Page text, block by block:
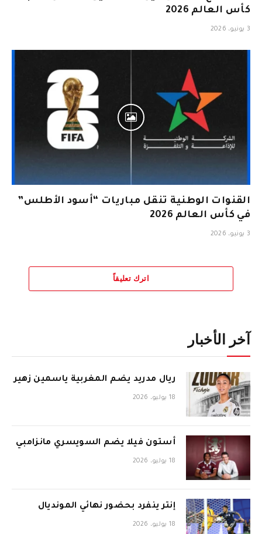
كأس العالم 2026
3 يونيو، 2026
القنوات الوطنية تنقل مباريات “أسود الأطلس”
في كأس العالم 2026
3 يونيو، 2026
اترك تعليقاً
آخر الأخبار
ريال مدريد يضم المغربية ياسمين زهير
18 يوليو، 2026
أستون فيلا يضم السويسري مانزامبي
18 يوليو، 2026
إنتر ينفرد بحضور نهائي المونديال
18 يوليو، 2026